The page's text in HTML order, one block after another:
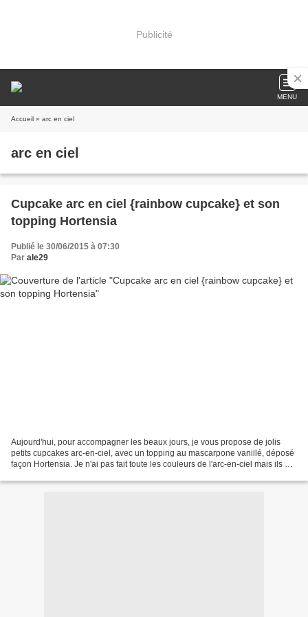
Publicité
MENU
Accueil » arc en ciel
arc en ciel
Cupcake arc en ciel {rainbow cupcake} et son
topping Hortensia
Publié le 30/06/2015 à 07:30
Par ale29
Aujourd'hui, pour accompagner les beaux jours, je vous propose de jolis
petits cupcakes arc-en-ciel, avec un topping au mascarpone vanillé, déposé
façon Hortensia. Je n'ai pas fait toute les couleurs de l'arc-en-ciel mais ils ont